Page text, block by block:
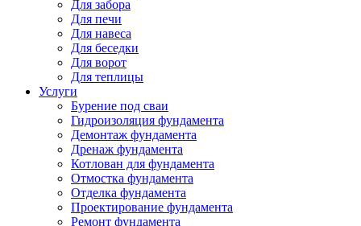
Для забора
Для печи
Для навеса
Для беседки
Для ворот
Для теплицы
Услуги
Бурение под сваи
Гидроизоляция фундамента
Демонтаж фундамента
Дренаж фундамента
Котлован для фундамента
Отмостка фундамента
Отделка фундамента
Проектирование фундамента
Ремонт фундамента